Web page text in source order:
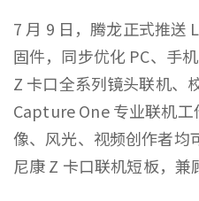
7 月 9 日，腾龙正式推送
固件，同步优化 PC、手
Z 卡口全系列镜头联机、
Capture One 专业联机工
像、风光、视频创作者均
尼康 Z 卡口联机短板，兼